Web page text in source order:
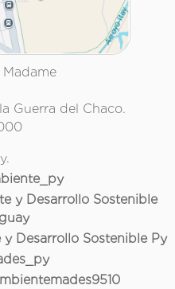
Guerra del Chaco.
y Desarrollo Sostenible
Desarrollo Sostenible Py